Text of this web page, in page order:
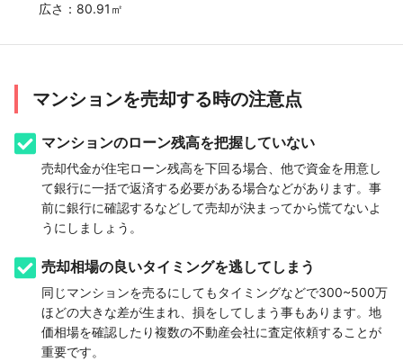
広さ： 80.91㎡
マンションを売却する時の注意点
マンションのローン残高を把握していない
売却代金が住宅ローン残高を下回る場合、他で資金を用意し
て銀行に一括で返済する必要がある場合などがあります。事
前に銀行に確認するなどして売却が決まってから慌てないよ
うにしましょう。
売却相場の良いタイミングを逃してしまう
同じマンションを売るにしてもタイミングなどで300~500万
ほどの大きな差が生まれ、損をしてしまう事もあります。地
価相場を確認したり複数の不動産会社に査定依頼することが
重要です。